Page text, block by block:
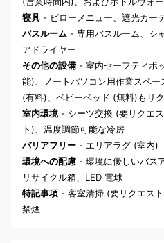
寝具 - ピローメニュー、遮光カー
バスルーム - 専用バスルーム、シ
アドライヤー
その他の設備 - 室内セーフティボ
能)、ノートパソコン用作業スペ
(有料)、ベビーベッド (無料)もリ
室内環境 - シーツ交換 (要リクエ
ト)、温度調節可能な冷房
バリアフリー - エリアラグ (室内)
環境への配慮 - 環境に優しいバス
リサイクル箱、LED 電球
特記事項 - 客室清掃 (要リクエス
禁煙